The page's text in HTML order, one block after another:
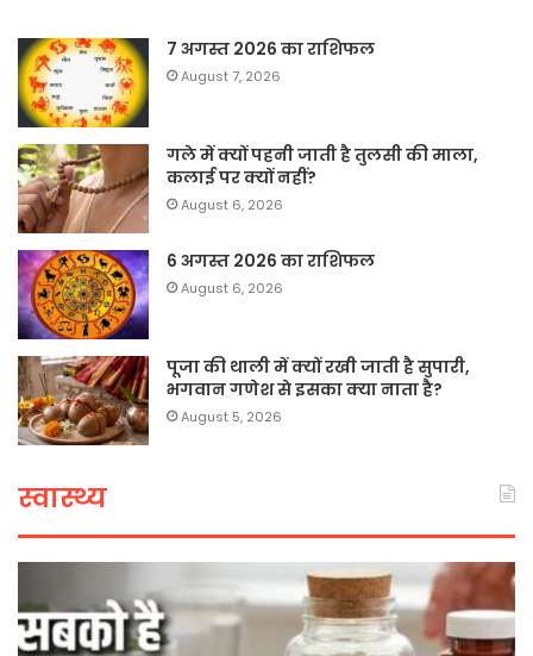
7 अगस्त 2026 का राशिफल
August 7, 2026
गले में क्यों पहनी जाती है तुलसी की माला,
कलाई पर क्यों नहीं?
August 6, 2026
6 अगस्त 2026 का राशिफल
August 6, 2026
पूजा की थाली में क्यों रखी जाती है सुपारी,
भगवान गणेश से इसका क्या नाता है?
August 5, 2026
स्वास्थ्य